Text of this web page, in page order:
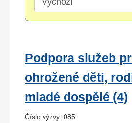
Podpora služeb
ohrožené děti,
mladé dospělé (4)
Číslo výzvy: 085